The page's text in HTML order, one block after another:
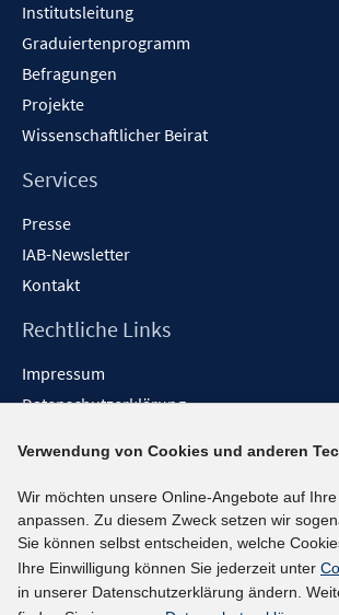
Institutsleitung
Graduiertenprogramm
Befragungen
Projekte
Wissenschaftlicher Beirat
Services
Presse
IAB-Newsletter
Kontakt
Rechtliche Links
Impressum
Datenschutzerklärung
Barrieren melden
Social-Media-Kanäle
BlueSky
YouTube
Verwendung von Cookies und anderen
Wir möchten unsere Online-Angebote auf
anpassen. Zu diesem Zweck setzen wir
Sie können selbst entscheiden, welche
Ihre Einwilligung können Sie jederzeit unter
in unserer Datenschutzerklärung ändern.